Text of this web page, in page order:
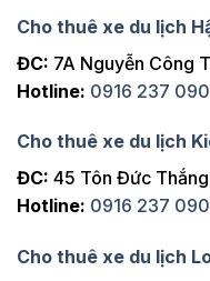
Cho thuê xe du lịch
ĐC: 7A Nguyễn Công
Hotline: 0916 237 090
Cho thuê xe du lịch
ĐC: 45 Tôn Đức
Hotline: 0916 237 090
Cho thuê xe du lịch